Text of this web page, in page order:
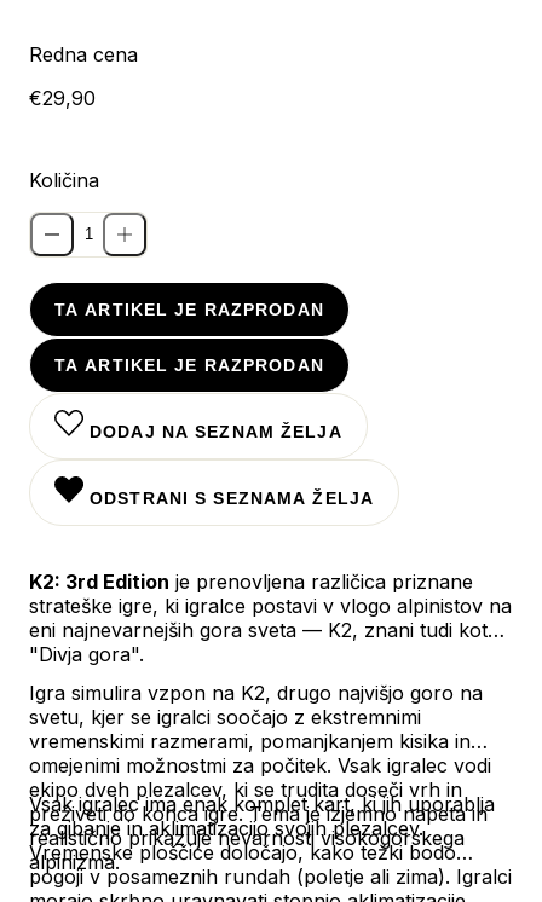
Redna cena
€29,90
Količina
TA ARTIKEL JE RAZPRODAN
TA ARTIKEL JE RAZPRODAN
DODAJ NA SEZNAM ŽELJA
ODSTRANI S SEZNAMA ŽELJA
K2: 3rd Edition je prenovljena različica priznane
strateške igre, ki igralce postavi v vlogo alpinistov na
eni najnevarnejših gora sveta — K2, znani tudi kot
"Divja gora".
Igra simulira vzpon na K2, drugo najvišjo goro na
svetu, kjer se igralci soočajo z ekstremnimi
vremenskimi razmerami, pomanjkanjem kisika in
omejenimi možnostmi za počitek. Vsak igralec vodi
ekipo dveh plezalcev, ki se trudita doseči vrh in
preživeti do konca igre. Tema je izjemno napeta in
realistično prikazuje nevarnosti visokogorskega
alpinizma.
Vsak igralec ima enak komplet kart, ki jih uporablja
za gibanje in aklimatizacijo svojih plezalcev.
Vremenske ploščice določajo, kako težki bodo
pogoji v posameznih rundah (poletje ali zima). Igralci